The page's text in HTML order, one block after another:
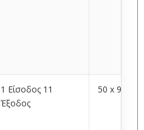
1 Είσοδος 11
Έξοδος
50 x 96 x